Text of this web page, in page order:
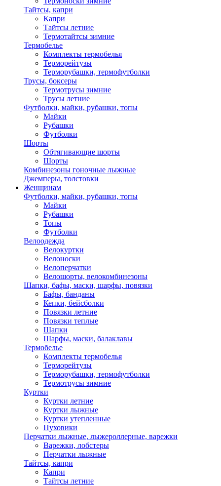
Тайтсы, капри
Капри
Тайтсы летние
Термотайтсы зимние
Термобелье
Комплекты термобелья
Терморейтузы
Терморубашки, термофутболки
Трусы, боксеры
Термотрусы зимние
Трусы летние
Футболки, майки, рубашки, топы
Майки
Рубашки
Футболки
Шорты
Обтягивающие шорты
Шорты
Комбинезоны гоночные лыжные
Джемперы, толстовки
Женщинам
Футболки, майки, рубашки, топы
Майки
Рубашки
Топы
Футболки
Велоодежда
Велокуртки
Велоноски
Велоперчатки
Велошорты, велокомбинезоны
Шапки, бафы, маски, шарфы, повязки
Бафы, банданы
Кепки, бейсболки
Повязки летние
Повязки теплые
Шапки
Шарфы, маски, балаклавы
Термобелье
Комплекты термобелья
Терморейтузы
Терморубашки, термофутболки
Термотрусы зимние
Куртки
Куртки летние
Куртки лыжные
Куртки утепленные
Пуховики
Перчатки лыжные, лыжероллерные, варежки
Варежки, лобстеры
Перчатки лыжные
Тайтсы, капри
Капри
Тайтсы летние